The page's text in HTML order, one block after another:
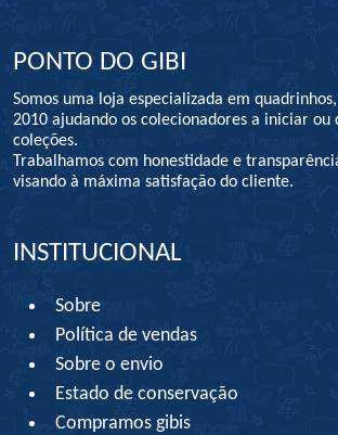
PONTO DO GIBI
Somos uma loja especializada em
2010 ajudando os colecionadores a iniciar ou
coleções.
Trabalhamos com honestidade e
visando à máxima satisfação do cliente.
INSTITUCIONAL
Sobre
Política de vendas
Sobre o envio
Estado de conservação
Compramos gibis